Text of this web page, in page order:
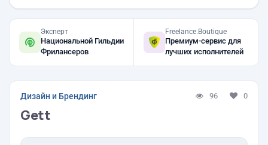
Эксперт
Национальной Гильдии
Фрилансеров
Freelance.Boutique
Премиум-сервис для
лучших исполнителей
Дизайн и Брендинг 96 0
Gett